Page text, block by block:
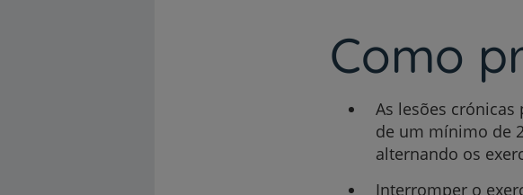
Plano
My CUF
Como
As lesões
de um mínimo de
alternando os
Interromper o